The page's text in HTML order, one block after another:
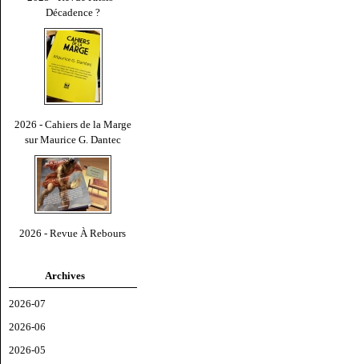
Décadence ?
2026 - Cahiers de la Marge
sur Maurice G. Dantec
2026 - Revue À Rebours
Archives
2026-07
2026-06
2026-05